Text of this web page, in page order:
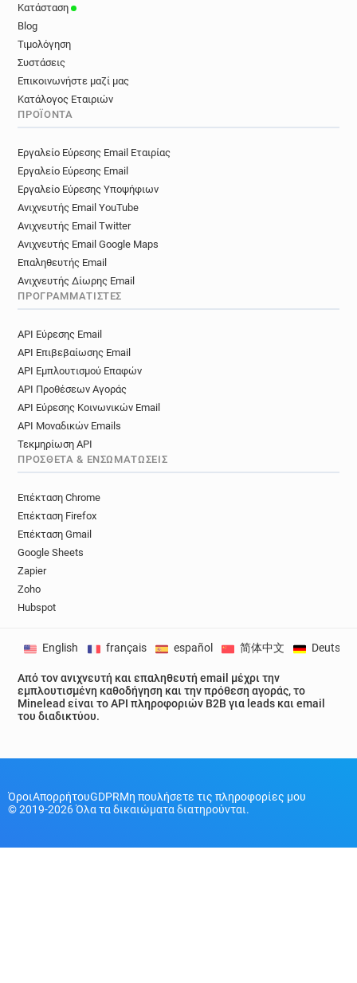
Κατάσταση
Blog
Τιμολόγηση
Συστάσεις
Επικοινωνήστε μαζί μας
Κατάλογος Εταιριών
ΠΡΟΪΌΝΤΑ
Εργαλείο Εύρεσης Email Εταιρίας
Εργαλείο Εύρεσης Email
Εργαλείο Εύρεσης Υποψήφιων
Ανιχνευτής Email YouTube
Ανιχνευτής Email Twitter
Ανιχνευτής Email Google Maps
Επαληθευτής Email
Ανιχνευτής Δίωρης Email
ΠΡΟΓΡΑΜΜΑΤΙΣΤΈΣ
API Εύρεσης Email
API Επιβεβαίωσης Email
API Εμπλουτισμού Επαφών
API Προθέσεων Αγοράς
API Εύρεσης Κοινωνικών Email
API Μοναδικών Emails
Τεκμηρίωση API
ΠΡΌΣΘΕΤΑ & ΕΝΣΩΜΑΤΏΣΕΙΣ
Επέκταση Chrome
Επέκταση Firefox
Επέκταση Gmail
Google Sheets
Zapier
Zoho
Hubspot
Από τον ανιχνευτή και επαληθευτή email μέχρι την
εμπλουτισμένη καθοδήγηση και την πρόθεση αγοράς, το
Minelead είναι το API πληροφοριών B2B για leads και email
του διαδικτύου.
English français español 简体中文 Deutsch
ΌροιΑπορρήτουGDPRΜη πουλήσετε τις πληροφορίες μου
© 2019-2026 Όλα τα δικαιώματα διατηρούνται.